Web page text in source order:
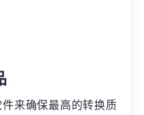
来确保最高的转换质